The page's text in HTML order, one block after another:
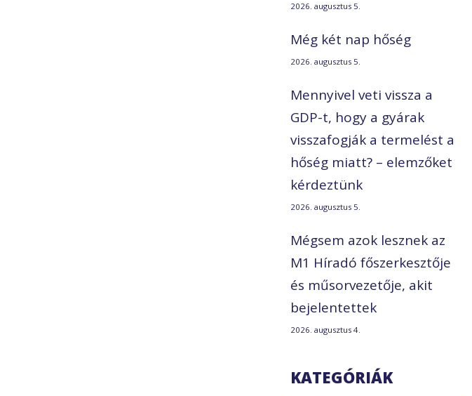
2026. augusztus 5.
Még két nap hőség
2026. augusztus 5.
Mennyivel veti vissza a
GDP-t, hogy a gyárak
visszafogják a termelést a
hőség miatt? – elemzőket
kérdeztünk
2026. augusztus 5.
Mégsem azok lesznek az
M1 Híradó főszerkesztője
és műsorvezetője, akit
bejelentettek
2026. augusztus 4.
KATEGÓRIÁK